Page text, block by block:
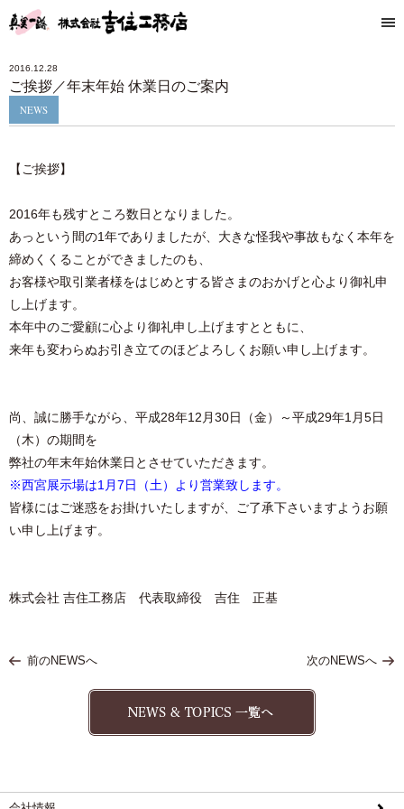
2016.12.28
ご挨拶／年末年始 休業日のご案内
NEWS
【ご挨拶】
2016年も残すところ数日となりました。
あっという間の1年でありましたが、大きな怪我や事故もなく本年を
締めくくることができましたのも、
お客様や取引業者様をはじめとする皆さまのおかげと心より御礼申
し上げます。
本年中のご愛顧に心より御礼申し上げますとともに、
来年も変わらぬお引き立てのほどよろしくお願い申し上げます。
尚、誠に勝手ながら、平成28年12月30日（金）～平成29年1月5日
（木）の期間を
弊社の年末年始休業日とさせていただきます。
※西宮展示場は1月7日（土）より営業致します。
皆様にはご迷惑をお掛けいたしますが、ご了承下さいますようお願
い申し上げます。
株式会社 吉住工務店 代表取締役 吉住 正基
前のNEWSへ 次のNEWSへ